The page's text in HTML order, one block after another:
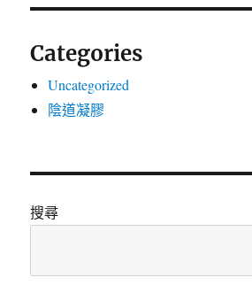
Categories
Uncategorized
陰道凝膠
搜尋